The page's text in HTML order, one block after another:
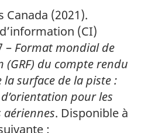
Canada (2021).
(CI)
– Format mondial de
(GRF) du compte rendu
la surface de la piste:
pour les
. Disponible à
: